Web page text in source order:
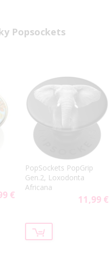
Popsockets
€
PopSockets PopGrip
Gen.2, Loxodonta
Africana
11,99 €